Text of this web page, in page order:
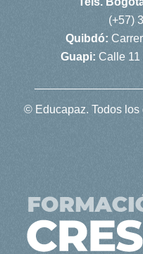
(+57)
Quibdó:
Guapi: Calle 11
© Educapaz. Todos los